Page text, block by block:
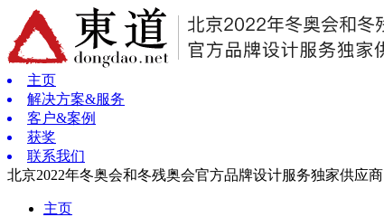
主页
解决方案&服务
客户&案例
获奖
联系我们
北京2022年冬奥会和冬残奥会官方品牌设计服务独家供应商
主页